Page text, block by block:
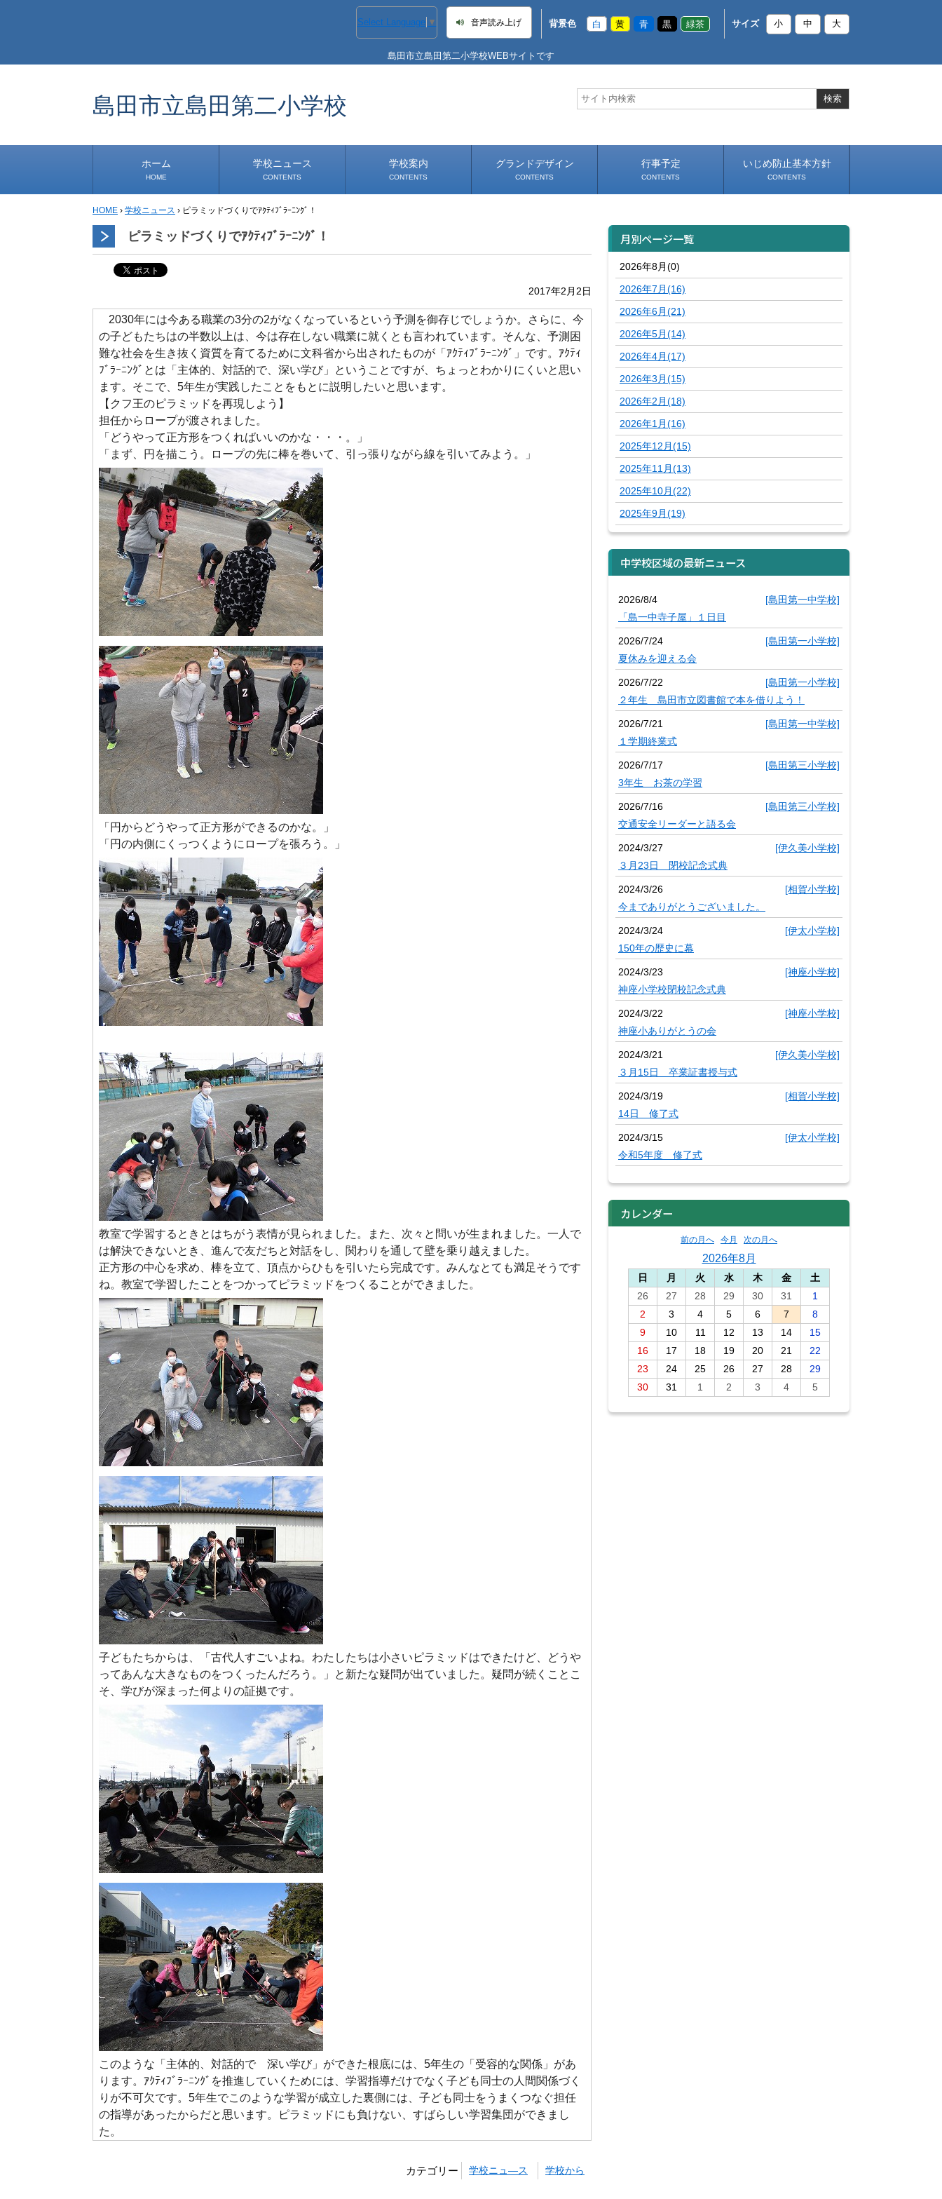
Select Language ▼ 音声読み上げ 背景色 白 黄 青 黒 緑茶 サイズ 小 中 大
島田市立島田第二小学校WEBサイトです
島田市立島田第二小学校
ホーム
HOME
学校ニュース
CONTENTS
学校から
安心・安全
1年生
2年生
3年生
4年生
5年生
6年生
事務・保健室から
児童会・部活から
研修
小中連携事業
その他
学校案内
CONTENTS
グランドデザイン
CONTENTS
行事予定
CONTENTS
いじめ防止基本方針
CONTENTS
HOME › 学校ニュース › ピラミッドづくりでｱｸﾃｨﾌﾞﾗｰﾆﾝｸﾞ！
ピラミッドづくりでｱｸﾃｨﾌﾞﾗｰﾆﾝｸﾞ！
2017年2月2日
2030年には今ある職業の3分の2がなくなっているという予測を御存じでしょうか。さらに、今
の子どもたちはの半数以上は、今は存在しない職業に就くとも言われています。そんな、予測困
難な社会を生き抜く資質を育てるために文科省から出されたものが「ｱｸﾃｨﾌﾞﾗｰﾆﾝｸﾞ」です。ｱｸﾃｨ
ﾌﾞﾗｰﾆﾝｸﾞとは「主体的、対話的で、深い学び」ということですが、ちょっとわかりにくいと思い
ます。そこで、5年生が実践したことをもとに説明したいと思います。
【クフ王のピラミッドを再現しよう】
担任からロープが渡されました。
「どうやって正方形をつくればいいのかな・・・。」
「まず、円を描こう。ロープの先に棒を巻いて、引っ張りながら線を引いてみよう。」
「円からどうやって正方形ができるのかな。」
「円の内側にくっつくようにロープを張ろう。」
教室で学習するときとはちがう表情が見られました。また、次々と問いが生まれました。一人で
は解決できないとき、進んで友だちと対話をし、関わりを通して壁を乗り越えました。
正方形の中心を求め、棒を立て、頂点からひもを引いたら完成です。みんなとても満足そうです
ね。教室で学習したことをつかってピラミッドをつくることができました。
子どもたちからは、「古代人すごいよね。わたしたちは小さいピラミッドはできたけど、どうや
ってあんな大きなものをつくったんだろう。」と新たな疑問が出ていました。疑問が続くことこ
そ、学びが深まった何よりの証拠です。
このような「主体的、対話的で 深い学び」ができた根底には、5年生の「受容的な関係」があ
ります。ｱｸﾃｨﾌﾞﾗｰﾆﾝｸﾞを推進していくためには、学習指導だけでなく子ども同士の人間関係づく
りが不可欠です。5年生でこのような学習が成立した裏側には、子ども同士をうまくつなぐ担任
の指導があったからだと思います。ピラミッドにも負けない、すばらしい学習集団ができまし
た。
カテゴリー 学校ニュ―ス 学校から
月別ページ一覧
2026年8月(0)
2026年7月(16)
2026年6月(21)
2026年5月(14)
2026年4月(17)
2026年3月(15)
2026年2月(18)
2026年1月(16)
2025年12月(15)
2025年11月(13)
2025年10月(22)
2025年9月(19)
中学校区域の最新ニュース
2026/8/4
[島田第一中学校]
「島一中寺子屋」１日目
2026/7/24
[島田第一小学校]
夏休みを迎える会
2026/7/22
[島田第一小学校]
２年生 島田市立図書館で本を借りよう！
2026/7/21
[島田第一中学校]
１学期終業式
2026/7/17
[島田第三小学校]
3年生 お茶の学習
2026/7/16
[島田第三小学校]
交通安全リーダーと語る会
2024/3/27
[伊久美小学校]
３月23日 閉校記念式典
2024/3/26
[相賀小学校]
今までありがとうございました。
2024/3/24
[伊太小学校]
150年の歴史に幕
2024/3/23
[神座小学校]
神座小学校閉校記念式典
2024/3/22
[神座小学校]
神座小ありがとうの会
2024/3/21
[伊久美小学校]
３月15日 卒業証書授与式
2024/3/19
[相賀小学校]
14日 修了式
2024/3/15
[伊太小学校]
令和5年度 修了式
カレンダー
前の月へ 今月 次の月へ
2026年8月
日 月 火 水 木 金
土
26
27 28 29 30 31
1
2
3 4 5 6 7
8
9
10 11 12 13 14
15
16
17 18 19 20 21
22
23
24 25 26 27 28
29
30
31 1 2 3 4 5